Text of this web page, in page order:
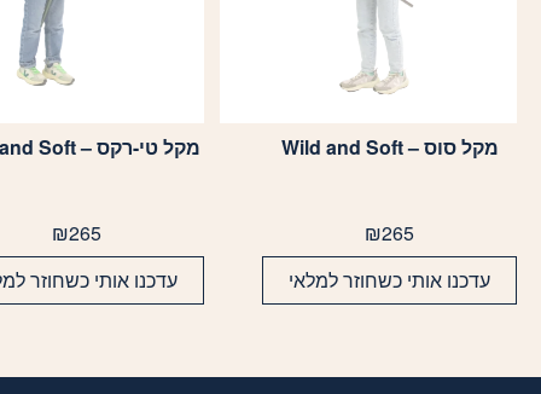
מקל סוס – Wild and Soft
₪265
עדכנו אותי כשחוזר למלאי
מקל טי-רקס – Wild and Soft
₪265
עדכנו אותי כשחוזר